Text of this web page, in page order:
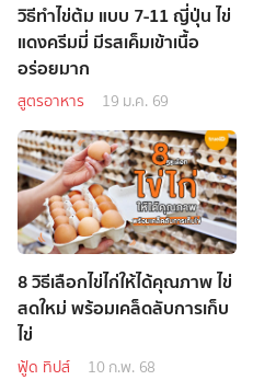
วิธีทำไข่ต้ม แบบ 7-11 ญี่ปุ่น ไข่
แดงครีมมี่ มีรสเค็มเข้าเนื้อ
อร่อยมาก
สูตรอาหาร 19 ม.ค. 69
8 วิธีเลือกไข่ไก่ให้ได้คุณภาพ ไข่
สดใหม่ พร้อมเคล็ดลับการเก็บ
ไข่
ฟู้ด ทิปส์ 10 ก.พ. 68